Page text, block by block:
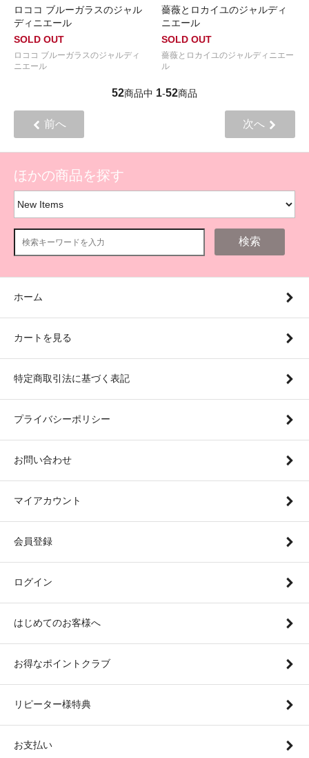
ロココ ブルーガラスのジャル
ディニエール
SOLD OUT
ロココ ブルーガラスのジャルディ
ニエール
薔薇とロカイユのジャルディ
ニエール
SOLD OUT
薔薇とロカイユのジャルディニエー
ル
52商品中 1-52商品
前へ 次へ
ほかの商品を探す
検索
ホーム
カートを見る
特定商取引法に基づく表記
プライバシーポリシー
お問い合わせ
マイアカウント
会員登録
ログイン
はじめてのお客様へ
お得なポイントクラブ
リピーター様特典
お支払い